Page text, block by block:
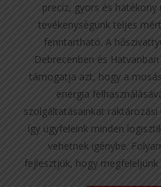
precíz, gyors és
tevékenységünk teljes
fenntartható. A
Debrecenben és
támogatja azt, hogy a
energia
szolgáltatásainkat
így ügyfeleink minden
vehetnek igénybe.
fejlesztjük, hogy